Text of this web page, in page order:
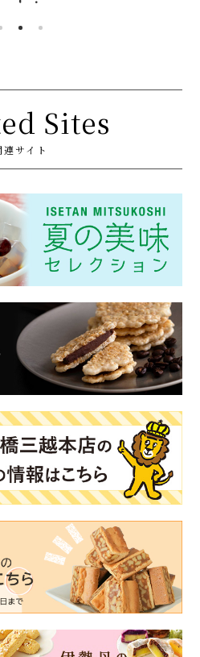
Sites
連サイト